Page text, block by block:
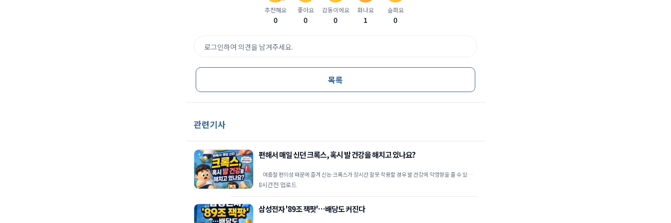
추천해요
0
좋아요
0
감동이에요
0
화나요
1
슬퍼요
0
로그인하여 의견을 남겨주세요.
목록
관련기사
편해서 매일 신던 크록스, 혹시 발 건강을 해치고 있나요?
족부 전문가
8시간전 업로드
삼성전자 '89조 잭팟'…배당도 커진다